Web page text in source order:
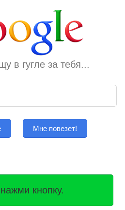
в гугле за тебя...
Мне повезет!
кнопку.